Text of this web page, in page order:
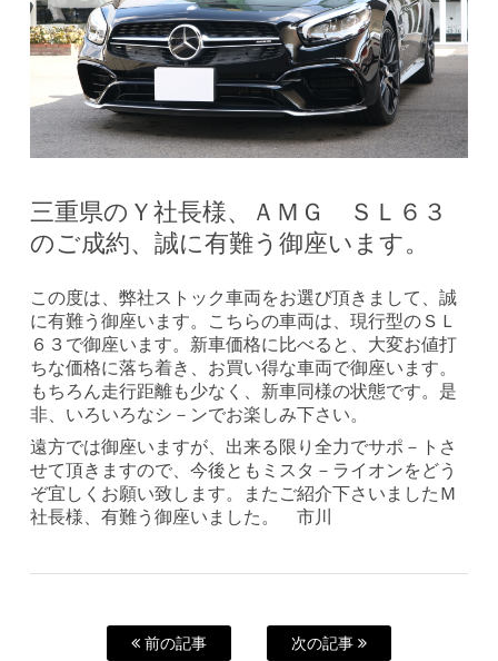
三重県のＹ社長様、ＡＭＧ ＳＬ６３
のご成約、誠に有難う御座います。
この度は、弊社ストック車両をお選び頂きまして、誠
に有難う御座います。こちらの車両は、現行型のＳＬ
６３で御座います。新車価格に比べると、大変お値打
ちな価格に落ち着き、お買い得な車両で御座います。
もちろん走行距離も少なく、新車同様の状態です。是
非、いろいろなシ－ンでお楽しみ下さい。
遠方では御座いますが、出来る限り全力でサポ－トさ
せて頂きますので、今後ともミスタ－ライオンをどう
ぞ宜しくお願い致します。またご紹介下さいましたＭ
社長様、有難う御座いました。 市川
前の記事 次の記事